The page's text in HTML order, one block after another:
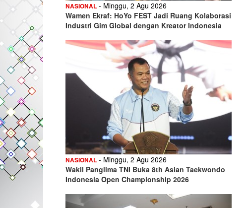
NASIONAL - Minggu, 2 Agu 2026
Wamen Ekraf: HoYo FEST Jadi Ruang Kolaborasi
Industri Gim Global dengan Kreator Indonesia
NASIONAL - Minggu, 2 Agu 2026
Wakil Panglima TNI Buka 8th Asian Taekwondo
Indonesia Open Championship 2026